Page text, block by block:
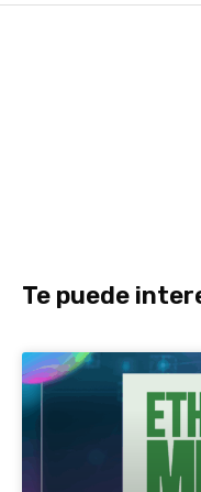
Te puede